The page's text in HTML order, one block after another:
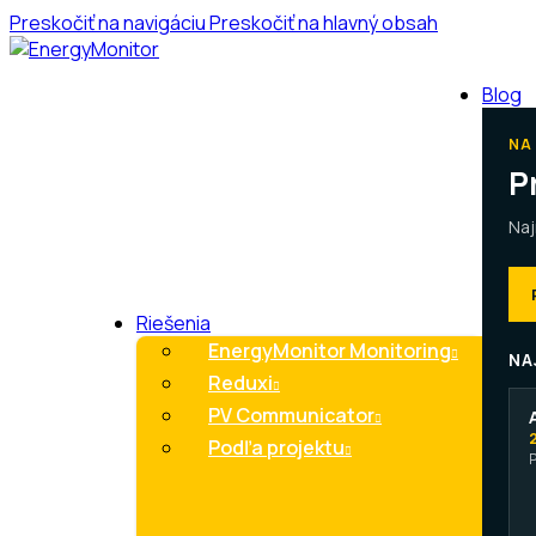
Preskočiť na navigáciuPreskočiť na hlavný obsah
Riešenia
EnergyMonitor Monitoring
Reduxi
PV Communicator
Podľa projektu
Blog
NA